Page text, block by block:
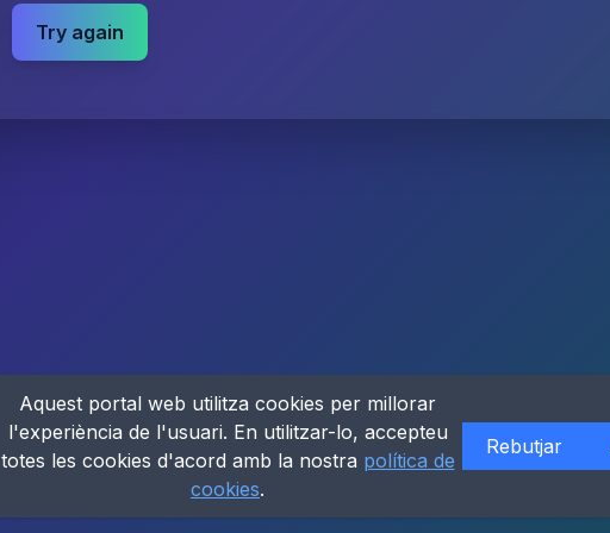
Try again
Aquest portal web utilitza cookies per millorar
l'experiència de l'usuari. En utilitzar-lo, accepteu
totes les cookies d'acord amb la nostra política de
cookies.
Rebutjar